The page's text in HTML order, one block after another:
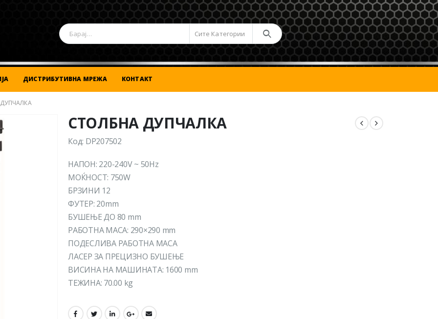
Сите Категории
ДИСТРИБУТИВНА МРЕЖА КОНТАКТ
СТОЛБНА ДУПЧАЛКА
Код: DP207502
НАПОН: 220-240V ~ 50Hz
МОЌНОСТ: 750W
БРЗИНИ 12
ФУТЕР: 20mm
БУШЕЊЕ ДО 80 mm
РАБОТНА МАСА: 290×290 mm
ПОДЕСЛИВА РАБОТНА МАСА
ЛАСЕР ЗА ПРЕЦИЗНО БУШЕЊЕ
ВИСИНА НА МАШИНАТА: 1600 mm
ТЕЖИНА: 70.00 kg